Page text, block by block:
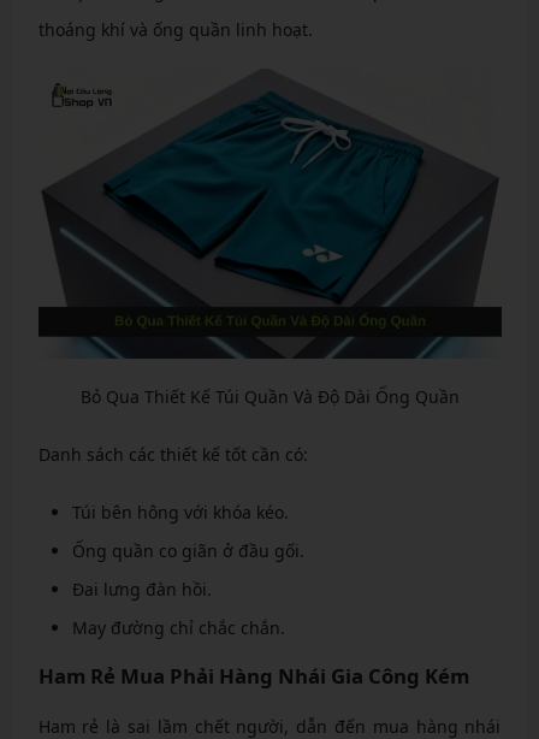
thoáng khí và ống quần linh hoạt.
Bỏ Qua Thiết Kế Túi Quần Và Độ Dài Ống Quần
Danh sách các thiết kế tốt cần có:
Túi bên hông với khóa kéo.
Ống quần co giãn ở đầu gối.
Đai lưng đàn hồi.
May đường chỉ chắc chắn.
Ham Rẻ Mua Phải Hàng Nhái Gia Công Kém
Ham rẻ là sai lầm chết người, dẫn đến mua hàng nhái